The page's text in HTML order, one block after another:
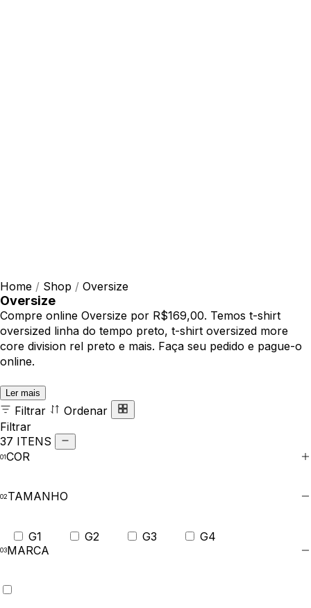
Home / Shop / Oversize
Oversize
Compre online Oversize por R$169,00. Temos t-shirt
oversized linha do tempo preto, t-shirt oversized more
core division rel preto e mais. Faça seu pedido e pague-o
online.
Ler mais
Filtrar
Ordenar
Filtrar
37 ITENS
COR
TAMANHO
G1 G2 G3
G4
MARCA